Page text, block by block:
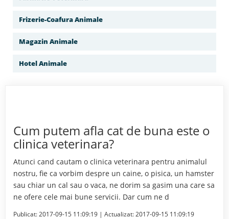
Frizerie-Coafura Animale
Magazin Animale
Hotel Animale
Cum putem afla cat de buna este o
clinica veterinara?
Atunci cand cautam o clinica veterinara pentru animalul
nostru, fie ca vorbim despre un caine, o pisica, un hamster
sau chiar un cal sau o vaca, ne dorim sa gasim una care sa
ne ofere cele mai bune servicii. Dar cum ne d
Publicat: 2017-09-15 11:09:19 | Actualizat: 2017-09-15 11:09:19